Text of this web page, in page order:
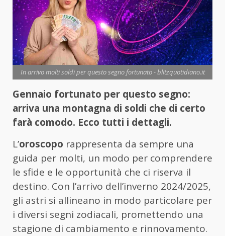
In arrivo molti soldi per questo segno fortunato - blitzquotidiano.it
Gennaio fortunato per questo segno:
arriva una montagna di soldi che di certo
farà comodo. Ecco tutti i dettagli.
L’oroscopo rappresenta da sempre una
guida per molti, un modo per comprendere
le sfide e le opportunità che ci riserva il
destino. Con l’arrivo dell’inverno 2024/2025,
gli astri si allineano in modo particolare per
i diversi segni zodiacali, promettendo una
stagione di cambiamento e rinnovamento.